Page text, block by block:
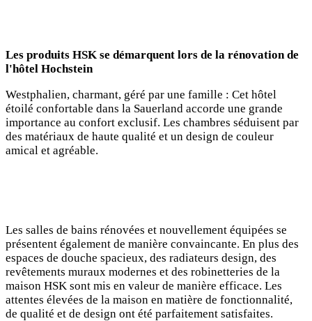
Les produits HSK se démarquent lors de la rénovation de
l'hôtel Hochstein
Westphalien, charmant, géré par une famille : Cet hôtel
étoilé confortable dans la Sauerland accorde une grande
importance au confort exclusif. Les chambres séduisent par
des matériaux de haute qualité et un design de couleur
amical et agréable.
Les salles de bains rénovées et nouvellement équipées se
présentent également de manière convaincante. En plus des
espaces de douche spacieux, des radiateurs design, des
revêtements muraux modernes et des robinetteries de la
maison HSK sont mis en valeur de manière efficace. Les
attentes élevées de la maison en matière de fonctionnalité,
de qualité et de design ont été parfaitement satisfaites.